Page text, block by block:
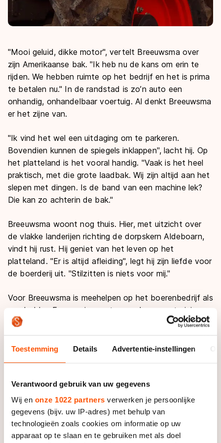
Toestemming Details Advertentie-instellingen
Verantwoord gebruik van uw gegevens
Wij en onze 1022 partners verwerken je persoonlijke
gegevens (bijv. uw IP-adres) met behulp van
technologieën zoals cookies om informatie op uw
apparaat op te slaan en te gebruiken met als doel
"Mooi geluid, dikke motor", vertelt Breeuwsma over
zijn Amerikaanse bak. "Ik heb nu de kans om erin te
rijden. We hebben ruimte op het bedrijf en het is prima
te betalen nu." In de randstad is zo’n auto een
onhandig, onhandelbaar voertuig. Al denkt Breeuwsma
er het zijne van.
"Ik vind het wel een uitdaging om te parkeren.
Bovendien kunnen de spiegels inklappen", lacht hij. Op
het platteland is het vooral handig. "Vaak is het heel
praktisch, met die grote laadbak. Wij zijn altijd aan het
slepen met dingen. Is de band van een machine lek?
Die kan zo achterin de bak."
Breeuwsma woont nog thuis. Hier, met uitzicht over
de vlakke landerijen richting de dorpskern Aldeboarn,
vindt hij rust. Hij geniet van het leven op het
platteland. "Er is altijd afleiding", legt hij zijn liefde voor
de boerderij uit. "Stilzitten is niets voor mij."
Voor Breeuwsma is meehelpen op het boerenbedrijf als
een hobby. Een manier om tussen de zware trainingen
zijn hoofd leeg te maken. "Voor mij voelt het niet als
werk." De Dodge is niet het enige gemotoriseerde
voertuig dat geliefd is bij Breeuwsma. "Onderhoud van
door te plannen."
Handig is hij. Al moet je hem geen boekenkast laten
timmeren. "We zijn bij ons beter met ijzer, dan met
hout. Ik kan redelijk goed lassen. Dat heb ik van mijn